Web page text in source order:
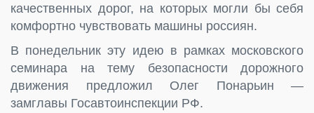
качественных дорог, на которых могли бы себя
комфортно чувствовать машины россиян.
В понедельник эту идею в рамках московского
семинара на тему безопасности дорожного
движения предложил Олег Понарьин —
замглавы Госавтоинспекции РФ.